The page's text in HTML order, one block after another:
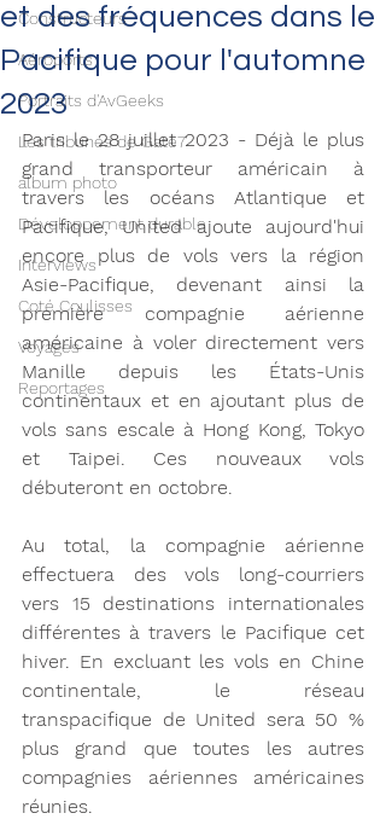
Constructeurs
Aéroports
Portraits d'AvGeeks
Les tribunes de Gate7
album photo
Développement durable
Interviews
Coté Coulisses
Voyages
Reportages
et des fréquences dans le
Pacifique pour l'automne
2023
Paris le 28 juillet 2023 - Déjà le plus
grand transporteur américain à
travers les océans Atlantique et
Pacifique, United ajoute aujourd'hui
encore plus de vols vers la région
Asie-Pacifique, devenant ainsi la
première compagnie aérienne
américaine à voler directement vers
Manille depuis les États-Unis
continentaux et en ajoutant plus de
vols sans escale à Hong Kong, Tokyo
et Taipei. Ces nouveaux vols
débuteront en octobre.
Au total, la compagnie aérienne
effectuera des vols long-courriers
vers 15 destinations internationales
différentes à travers le Pacifique cet
hiver. En excluant les vols en Chine
continentale, le réseau
transpacifique de United sera 50 %
plus grand que toutes les autres
compagnies aériennes américaines
réunies.